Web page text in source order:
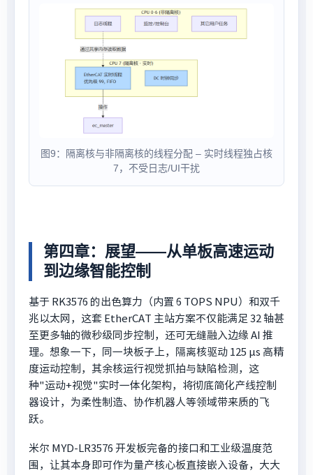
图9：隔离核与非隔离核的线程分配 – 实时线程独占核
7，不受日志/UI干扰
第四章：展望——从单板高速运动
到边缘智能控制
基于 RK3576 的出色算力（内置 6 TOPS NPU）和双千
兆以太网，这套 EtherCAT 主站方案不仅能满足 32 轴甚
至更多轴的微秒级同步控制，还可无缝融入边缘 AI 推
理。想象一下，同一块板子上，隔离核驱动 125 μs 高精
度运动控制，其余核运行视觉抓拍与缺陷检测，这
种"运动+视觉"实时一体化架构，将彻底简化产线控制
器设计，为柔性制造、协作机器人等领域带来质的飞
跃。
米尔 MYD-LR3576 开发板完备的接口和工业级温度范
围，让其本身即可作为量产核心板直接嵌入设备，大大